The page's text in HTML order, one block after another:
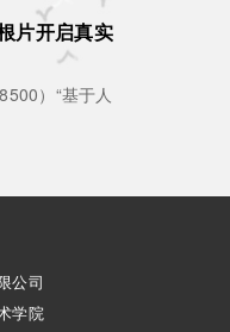
片开启真实
）“基于人
公司
学院